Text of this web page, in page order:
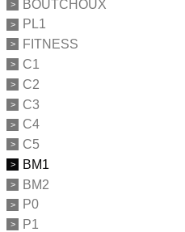
BOUTCHOUX
PL1
FITNESS
C1
C2
C3
C4
C5
BM1
BM2
P0
P1